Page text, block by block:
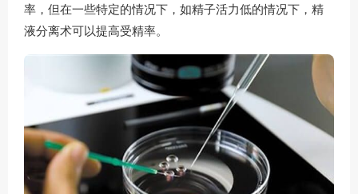
率，但在一些特定的情况下，如精子活力低的情况下，精
液分离术可以提高受精率。